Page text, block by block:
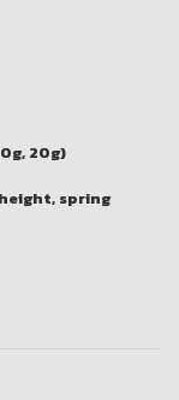
20g)
spring